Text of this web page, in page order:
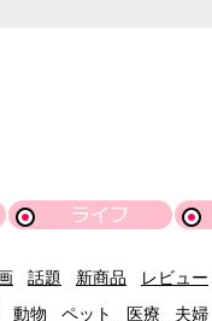
ライフ
話題 新商品
レビュー
動物 ペット 医療 夫婦